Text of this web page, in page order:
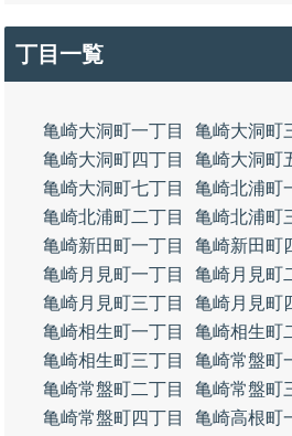
丁目一覧
亀崎大洞町一丁目
亀崎大洞町
亀崎大洞町四丁目
亀崎大洞町
亀崎大洞町七丁目
亀崎北浦町
亀崎北浦町二丁目
亀崎北浦町
亀崎新田町一丁目
亀崎新田町
亀崎月見町一丁目
亀崎月見町
亀崎月見町三丁目
亀崎月見町
亀崎相生町一丁目
亀崎相生町
亀崎相生町三丁目
亀崎常盤町
亀崎常盤町二丁目
亀崎常盤町
亀崎常盤町四丁目
亀崎高根町